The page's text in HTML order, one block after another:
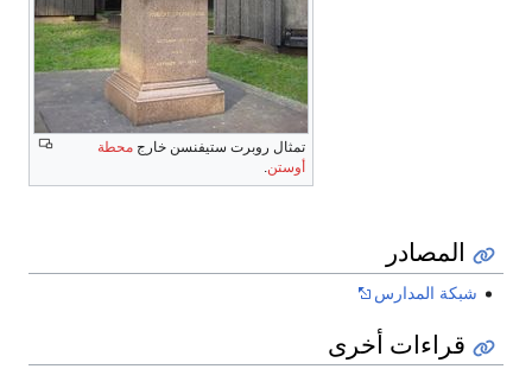
تمثال روبرت ستيفنسن خارج محطة
أوستن.
المصادر
شبكة المدارس
قراءات أخرى